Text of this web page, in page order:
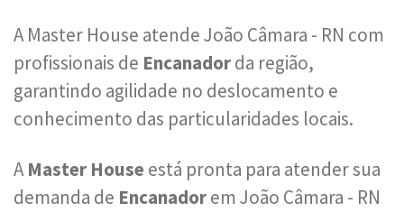
A Master House atende João Câmara - RN com
profissionais de Encanadorda região,
garantindo agilidade no deslocamento e
conhecimento das particularidades locais.
AMaster House está pronta para atender sua
demanda de Encanadorem João Câmara - RN